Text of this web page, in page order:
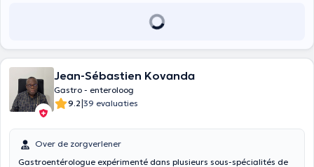
Jean-Sébastien Kovanda
Gastro - enteroloog
9.2|39 evaluaties
Over de zorgverlener
Gastroentérologue expérimenté dans plusieurs sous-spécialités de